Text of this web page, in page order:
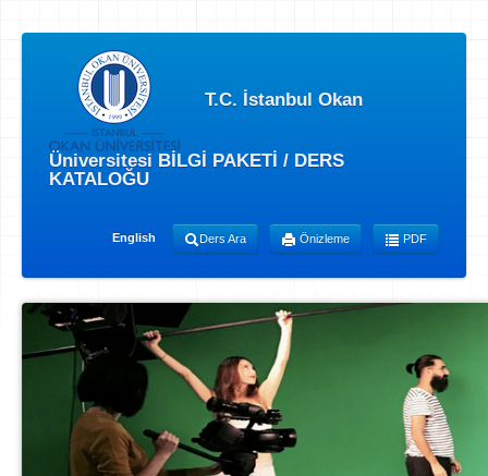
T.C. İstanbul Okan
Üniversitesi BİLGİ PAKETİ / DERS
KATALOĞU
English Ders Ara Önizleme PDF